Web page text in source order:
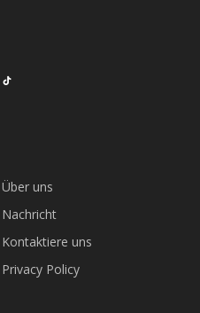
Über uns
Nachricht
Kontaktiere uns
Privacy Policy